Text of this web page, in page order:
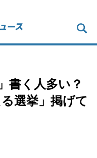
書く人多い？
選挙」掲げて